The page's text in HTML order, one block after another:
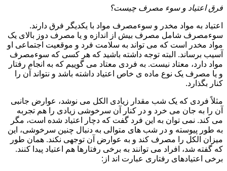
فرق اعتیاد و سوء مصرف چیست؟
اعتیاد به مواد مخدر و سوءمصرف مواد با یکدیگر فرق دارند.
سوءمصرف شامل مصرف بیش از اندازه و یا مصرف دوز بالای یک
مواد مخدر است که می تواند به سلامت فرد و موقعیت اجتماعی او
آسیب برساند. البته توجه داشته باشید که هر کسی که سوءمصرف
مواد دارد، معتاد نیست. به فردی معتاد می گوییم که به انجام رفتار
و یا مصرف یک نوع ماده ی خاص اعتیاد داشته باشد و نتواند آن را
کنار بگذارد.
مثلاً فردی که یک شب مقدار زیادی الکل می نوشد، عوارض جانبی
آن را به جان می خرد و در کنار آن سرخوشی زیادی را هم تجربه
می کند. نمی توان به این فرد گفت که دچار اعتیاد شده است، مگر
به طور پیوسته و در شب های متوالی به دنبال چنین سرخوشی، این
میزان الکل را مصرف کند و به عوارض آن توجهی نکند. همان طور
که گفته شد، افراد می توانند به برخی رفتارها هم اعتیاد پیدا کنند.
برخی اعتیادهای رفتاری عبارت اند از: